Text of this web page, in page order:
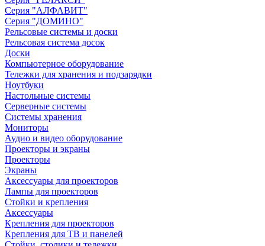
Серия "АЛФАВИТ"
Серия "ДОМИНО"
Рельсовые системы и доски
Рельсовая система досок
Доски
Компьютерное оборудование
Тележки для хранения и подзарядки
Ноутбуки
Настольные системы
Серверные системы
Системы хранения
Мониторы
Аудио и видео оборудование
Проекторы и экраны
Проекторы
Экраны
Аксессуары для проекторов
Лампы для проекторов
Стойки и крепления
Аксессуары
Крепления для проекторов
Крепления для ТВ и панелей